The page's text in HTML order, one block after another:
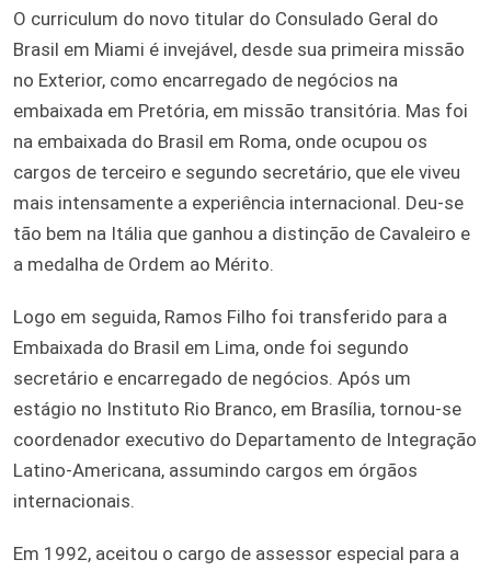
O curriculum do novo titular do Consulado Geral do
Brasil em Miami é invejável, desde sua primeira missão
no Exterior, como encarregado de negócios na
embaixada em Pretória, em missão transitória. Mas foi
na embaixada do Brasil em Roma, onde ocupou os
cargos de terceiro e segundo secretário, que ele viveu
mais intensamente a experiência internacional. Deu-se
tão bem na Itália que ganhou a distinção de Cavaleiro e
a medalha de Ordem ao Mérito.
Logo em seguida, Ramos Filho foi transferido para a
Embaixada do Brasil em Lima, onde foi segundo
secretário e encarregado de negócios. Após um
estágio no Instituto Rio Branco, em Brasília, tornou-se
coordenador executivo do Departamento de Integração
Latino-Americana, assumindo cargos em órgãos
internacionais.
Em 1992, aceitou o cargo de assessor especial para a